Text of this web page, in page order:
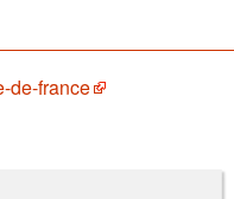
de-france